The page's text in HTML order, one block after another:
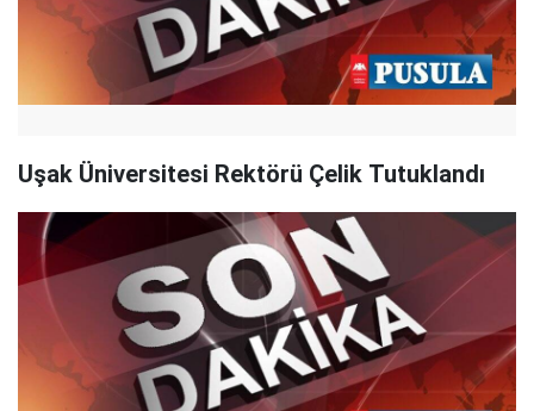
Uşak Üniversitesi Rektörü Çelik Tutuklandı